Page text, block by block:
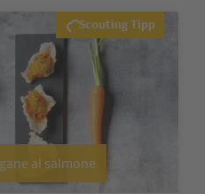
Scouting Tipp
al salmone